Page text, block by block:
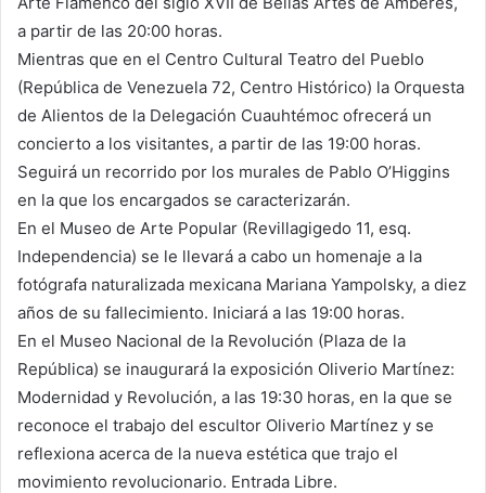
a partir de las 20:00 horas.
Mientras que en el Centro Cultural Teatro del Pueblo
(República de Venezuela 72, Centro Histórico) la Orquesta
de Alientos de la Delegación Cuauhtémoc ofrecerá un
concierto a los visitantes, a partir de las 19:00 horas.
Seguirá un recorrido por los murales de Pablo O’Higgins
en la que los encargados se caracterizarán.
En el Museo de Arte Popular (Revillagigedo 11, esq.
Independencia) se le llevará a cabo un homenaje a la
fotógrafa naturalizada mexicana Mariana Yampolsky, a diez
años de su fallecimiento. Iniciará a las 19:00 horas.
En el Museo Nacional de la Revolución (Plaza de la
República) se inaugurará la exposición Oliverio Martínez:
Modernidad y Revolución, a las 19:30 horas, en la que se
reconoce el trabajo del escultor Oliverio Martínez y se
reflexiona acerca de la nueva estética que trajo el
movimiento revolucionario. Entrada Libre.